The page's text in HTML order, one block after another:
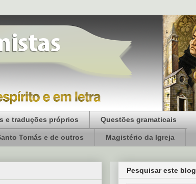
e traduções próprios Questões gramaticais
Tomás e de outros Magistério da Igreja
Pesquisar este blog